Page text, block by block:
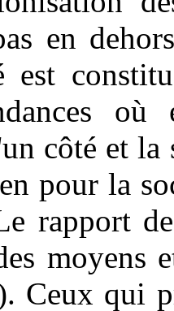
en
est
côté et la
pour la
rapport
Ceux qui